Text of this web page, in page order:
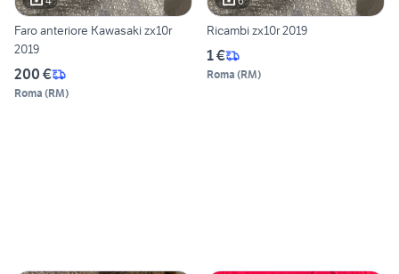
Faro anteriore Kawasaki zx10r
2019
200 €
Roma (RM)
Ricambi zx10r 2019
1 €
Roma (RM)